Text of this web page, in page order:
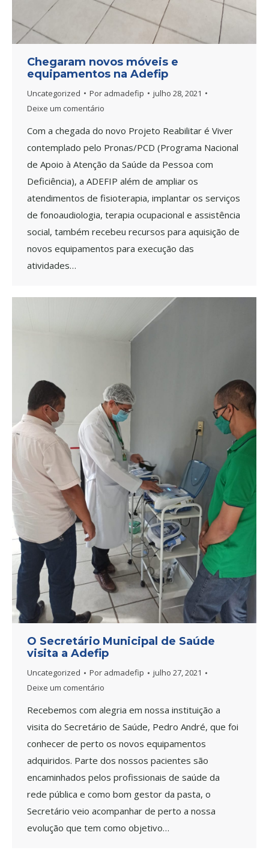
Chegaram novos móveis e
equipamentos na Adefip
Uncategorized Por admadefip
julho 28, 2021
Deixe um comentário
Com a chegada do novo Projeto Reabilitar é Viver
contemplado pelo Pronas/PCD (Programa Nacional
de Apoio à Atenção da Saúde da Pessoa com
Deficiência), a ADEFIP além de ampliar os
atendimentos de fisioterapia, implantar os serviços
de fonoaudiologia, terapia ocupacional e assistência
social, também recebeu recursos para aquisição de
novos equipamentos para execução das
atividades…
O Secretário Municipal de Saúde
visita a Adefip
Uncategorized Por admadefip
julho 27, 2021
Deixe um comentário
Recebemos com alegria em nossa instituição a
visita do Secretário de Saúde, Pedro André, que foi
conhecer de perto os novos equipamentos
adquiridos. Parte dos nossos pacientes são
encaminhados pelos profissionais de saúde da
rede pública e como bom gestor da pasta, o
Secretário veio acompanhar de perto a nossa
evolução que tem como objetivo…